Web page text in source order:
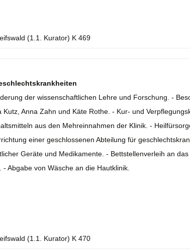
(1.1. Kurator) K 469
der wissenschaftlichen Lehre und Forschung. -
Anna Zahn und Käte Rothe. - Kur- und
aus den Mehreinnahmen der Klinik. -
einer geschlossenen Abteilung für
Geräte und Medikamente. - Bettstellenverleih an
Abgabe von Wäsche an die Hautklinik.
(1.1. Kurator) K 470